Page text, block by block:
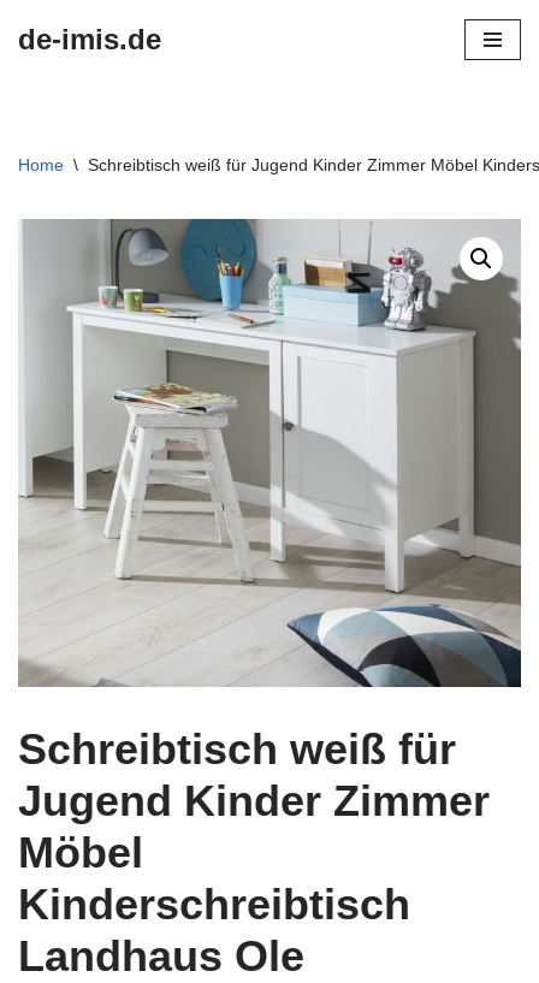
de-imis.de
Home \ Schreibtisch weiß für Jugend Kinder Zimmer Möbel
Schreibtisch weiß für
Jugend Kinder Zimmer
Möbel
Kinderschreibtisch
Landhaus Ole